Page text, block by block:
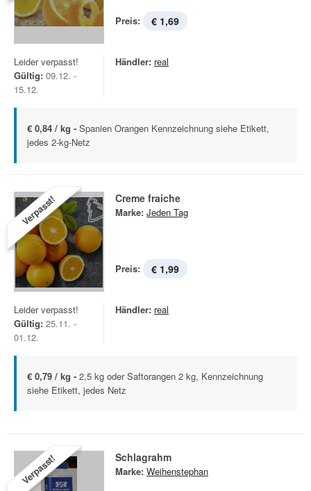
Preis: € 1,69
Leider verpasst!
Gültig: 09.12. -
15.12.
Händler: real
€ 0,84 / kg - Spanien Orangen Kennzeichnung siehe Etikett,
jedes 2-kg-Netz
Verpasst! Creme fraiche
Marke: Jeden Tag
Preis: € 1,99
Leider verpasst!
Gültig: 25.11. -
01.12.
Händler: real
€ 0,79 / kg - 2,5 kg oder Saftorangen 2 kg, Kennzeichnung
siehe Etikett, jedes Netz
Verpasst! Schlagrahm
Marke: Weihenstephan